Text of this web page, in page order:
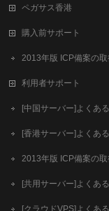
ペガサス香港
購入前サポート
2013年版 ICP備案の
利用者サポート
[中国サーバー]よくあ
[香港サーバー]よくあ
2013年版 ICP備案の
[共用サーバー]よくあ
[クラウドVPS]よくあ